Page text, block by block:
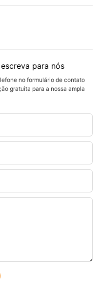
para nós
no formulário de contato
gratuita para a nossa ampla